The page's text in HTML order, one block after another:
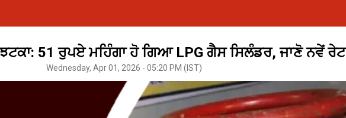
51 ਰੁਪਏ ਮਹਿੰਗਾ ਹੋ ਗਿਆ LPG ਗੈਸ ਸਿਲੰਡਰ, ਜਾਣੋ ਨਵੇਂ ਰੇਟ
Wednesday, Apr 01, 2026 - 05:20 PM (IST)